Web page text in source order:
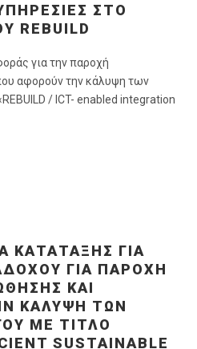
ΣΤΟ
REBUILD
για την παροχή
αφορούν την κάλυψη των
/ ICT- enabled integration
ΚΑΤΑΤΑΞΗΣ ΓΙΑ
ΓΙΑ ΠΑΡΟΧΉ
ΚΑΙ
ΚΆΛΥΨΗ ΤΩΝ
ΜΕ ΤΊΤΛΟ
SUSTAINABLE